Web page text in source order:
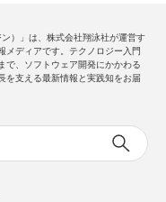
ン）」は、株式会社翔泳社が運営す
メディアです。テクノロジー入門
で、ソフトウェア開発にかかわる
を支える最新情報と実践知をお届